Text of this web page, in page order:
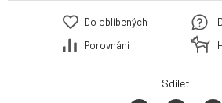
Do oblíbených
Porovnání
Sdílet